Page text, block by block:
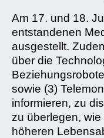
Am 17. und 18.
entstandenen
ausgestellt.
über die
sowie (3)
informieren, zu
zu überlegen,
höheren